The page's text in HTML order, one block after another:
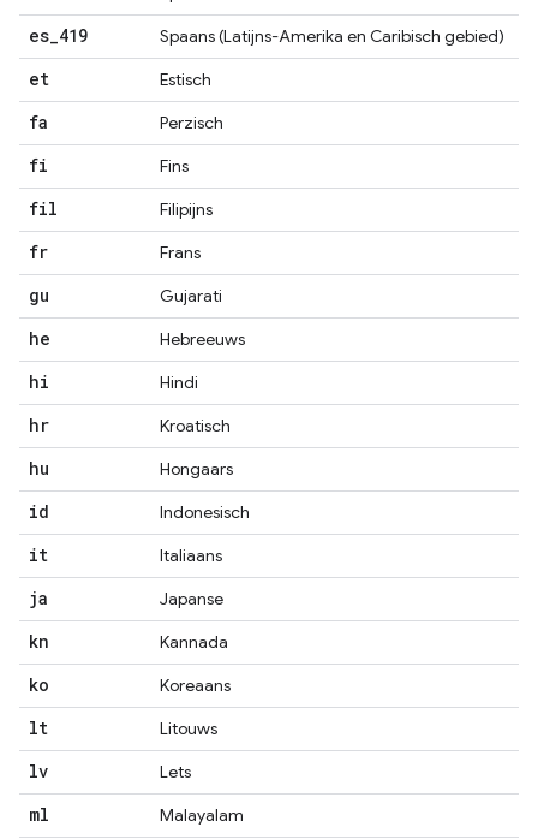
es 419 Spaans (Latijns-Amerika en Caribisch gebied)
et Estisch
fa Perzisch
fi Fins
fil Filipijns
fr Frans
gu Gujarati
he Hebreeuws
hi Hindi
hr Kroatisch
hu Hongaars
id Indonesisch
it Italiaans
ja Japanse
kn Kannada
ko Koreaans
lt Litouws
lv Lets
ml Malayalam